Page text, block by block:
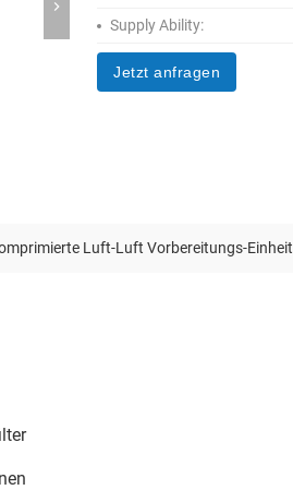
Supply Ability:
Jetzt anfragen
Luft-Luft Vorbereitungs-Einheit